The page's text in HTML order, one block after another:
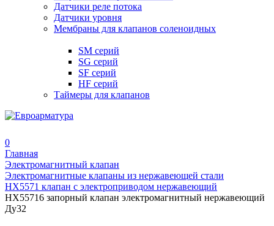
Датчики реле потока
Датчики уровня
Мембраны для клапанов соленоидных
SM серий
SG серий
SF серий
HF серий
Таймеры для клапанов
0
Главная
Электромагнитный клапан
Электромагнитные клапаны из нержавеющей стали
HX5571 клапан с электроприводом нержавеющий
HX55716 запорный клапан электромагнитный нержавеющий
Ду32